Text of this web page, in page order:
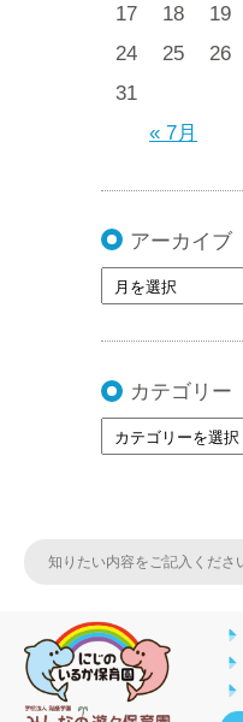
« 7月
17
18 19
24
25 26
31
アーカイブ
カテゴリー